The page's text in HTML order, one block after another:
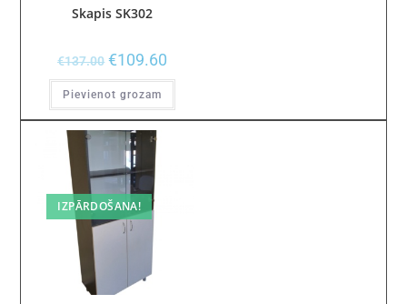
Skapis SK302
€137.00 €109.60
Pievienot grozam
IZPĀRDOŠANA!